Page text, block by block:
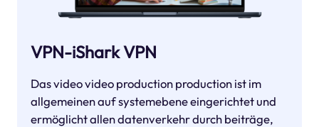
VPN-iShark VPN
Das video video production production ist im
allgemeinen auf systemebene eingerichtet und
ermöglicht allen datenverkehr durch beiträge,